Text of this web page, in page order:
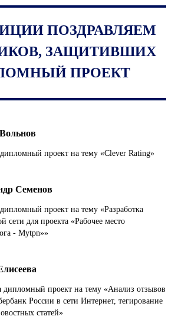
ПОЗДРАВЛЯЕМ
ЗАЩИТИВШИХ
ПРОЕКТ
проект на тему «Clever Rating»
Семенов
проект на тему «Разработка
сети для проекта «Рабочее место
- Mytpn»»
дипломный проект на тему «Анализ отзывов
России в сети Интернет, тегирование
статей»